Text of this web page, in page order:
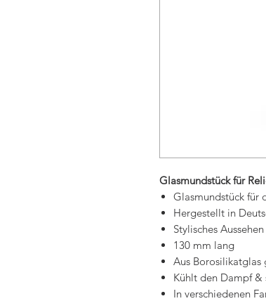
Glasmundstück für
Glasmundstück für
Hergestellt in
Stylisches Aussehen
130 mm lang
Aus Borosilikatglas
Kühlt den Dampf &
In verschiedenen